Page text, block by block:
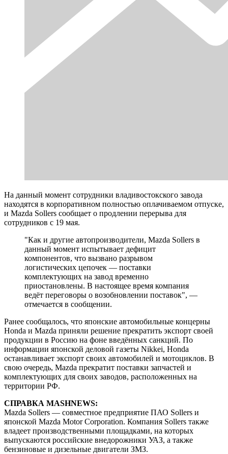
На данный момент сотрудники владивостокского завода
находятся в корпоративном полностью оплачиваемом отпуске,
и Mazda Sollers сообщает о продлении перерыва для
сотрудников с 19 мая.
"Как и другие автопроизводители, Mazda Sollers в
данный момент испытывает дефицит
компонентов, что вызвано разрывом
логистических цепочек — поставки
комплектующих на завод временно
приостановлены. В настоящее время компания
ведёт переговоры о возобновлении поставок", —
отмечается в сообщении.
Ранее сообщалось, что японские автомобильные концерны
Honda и Mazda приняли решение прекратить экспорт своей
продукции в Россию на фоне введённых санкций. По
информации японской деловой газеты Nikkei, Honda
останавливает экспорт своих автомобилей и мотоциклов. В
свою очередь, Mazda прекратит поставки запчастей и
комплектующих для своих заводов, расположенных на
территории РФ.
СПРАВКА MASHNEWS:
Mazda Sollers — совместное предприятие ПАО Sollers и
японской Mazda Motor Corporation. Компания Sollers также
владеет производственными площадками, на которых
выпускаются российские внедорожники УАЗ, а также
бензиновые и дизельные двигатели ЗМЗ.